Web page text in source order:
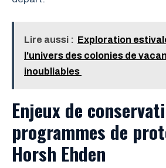
Lire aussi : Exploration
l'univers des colonies de
inoubliables
Enjeux de
programmes de
Horsh Ehden